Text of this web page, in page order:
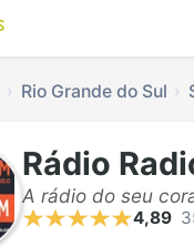
Rio Grande do Sul
Rádio
A rádio do seu
4,89